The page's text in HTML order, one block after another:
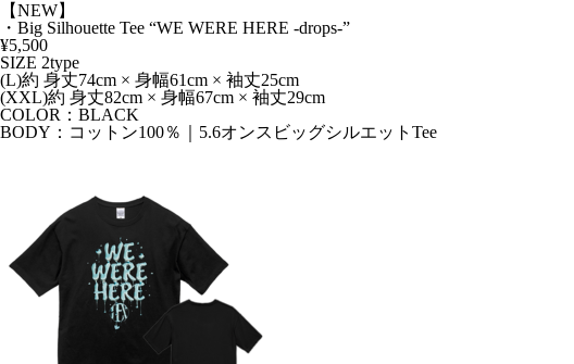
【NEW】
・Big Silhouette Tee “WE WERE HERE -drops-”
¥5,500
SIZE 2type
(L)約 身丈74cm × 身幅61cm × 袖丈25cm
(XXL)約 身丈82cm × 身幅67cm × 袖丈29cm
COLOR：BLACK
BODY：コットン100％｜5.6オンスビッグシルエットTee